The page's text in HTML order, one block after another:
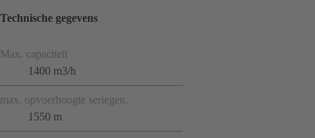
Technische gegevens
Max. capaciteit
1400 m3/h
max. opvoerhoogte seriegen.
1550 m